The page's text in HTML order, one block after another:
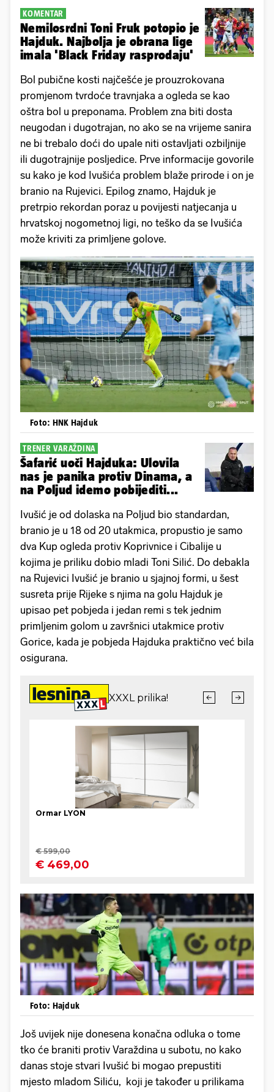
KOMENTAR
Nemilosrdni Toni Fruk potopio je
Hajduk. Najbolja je obrana lige
imala 'Black Friday rasprodaju'
Bol pubične kosti najčešće je prouzrokovana
promjenom tvrdoće travnjaka a ogleda se kao
oštra bol u preponama. Problem zna biti dosta
neugodan i dugotrajan, no ako se na vrijeme sanira
ne bi trebalo doći do upale niti ostavljati ozbiljnije
ili dugotrajnije posljedice. Prve informacije govorile
su kako je kod Ivušića problem blaže prirode i on je
branio na Rujevici. Epilog znamo, Hajduk je
pretrpio rekordan poraz u povijesti natjecanja u
hrvatskoj nogometnoj ligi, no teško da se Ivušića
može kriviti za primljene golove.
Foto: HNK Hajduk
TRENER VARAŽDINA
Šafarić uoči Hajduka: Ulovila
nas je panika protiv Dinama, a
na Poljud idemo pobijediti...
Ivušić je od dolaska na Poljud bio standardan,
branio je u 18 od 20 utakmica, propustio je samo
dva Kup ogleda protiv Koprivnice i Cibalije u
kojima je priliku dobio mladi Toni Silić. Do debakla
na Rujevici Ivušić je branio u sjajnoj formi, u šest
susreta prije Rijeke s njima na golu Hajduk je
upisao pet pobjeda i jedan remi s tek jednim
primljenim golom u završnici utakmice protiv
Gorice, kada je pobjeda Hajduka praktično već bila
osigurana.
Foto: Hajduk
Još uvijek nije donesena konačna odluka o tome
tko će braniti protiv Varaždina u subotu, no kako
danas stoje stvari Ivušić bi mogao prepustiti
mjesto mladom Siliću, koji je također u prilikama